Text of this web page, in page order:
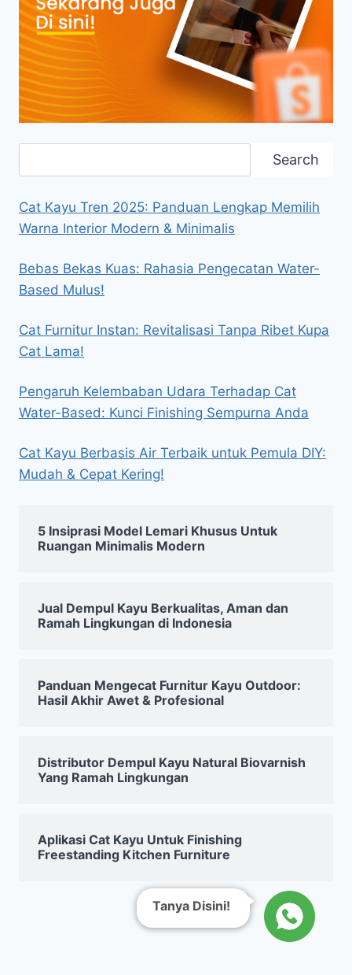
Search
Cat Kayu Tren 2025: Panduan Lengkap Memilih
Warna Interior Modern & Minimalis
Bebas Bekas Kuas: Rahasia Pengecatan Water-
Based Mulus!
Cat Furnitur Instan: Revitalisasi Tanpa Ribet Kupa
Cat Lama!
Pengaruh Kelembaban Udara Terhadap Cat
Water-Based: Kunci Finishing Sempurna Anda
Cat Kayu Berbasis Air Terbaik untuk Pemula DIY:
Mudah & Cepat Kering!
5 Insiprasi Model Lemari Khusus Untuk
Ruangan Minimalis Modern
Jual Dempul Kayu Berkualitas, Aman dan
Ramah Lingkungan di Indonesia
Panduan Mengecat Furnitur Kayu Outdoor:
Hasil Akhir Awet & Profesional
Distributor Dempul Kayu Natural Biovarnish
Yang Ramah Lingkungan
Aplikasi Cat Kayu Untuk Finishing
Freestanding Kitchen Furniture
Tanya Disini!